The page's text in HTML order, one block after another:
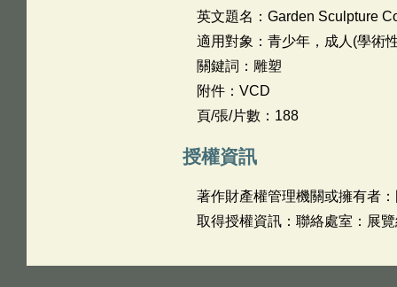
英文題名： Garden Sculpture
適用對象：青少年，成人(學術
關鍵詞：雕塑
附件：VCD
頁/張/片數：188
授權資訊
著作財產權管理機關或擁有者
取得授權資訊：聯絡處室：展